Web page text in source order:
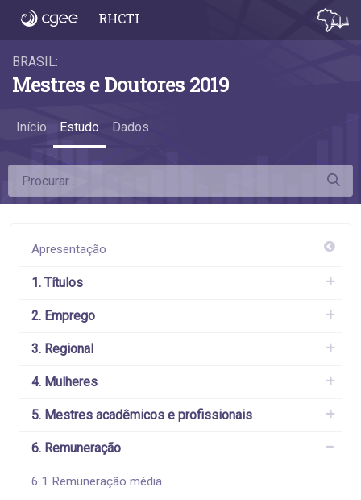
6.8 Remuneração por sexo - 6.8
RHCTI
BRASIL:
Mestres e Doutores 2019
Início Estudo Dados
Apresentação
1. Títulos
2. Emprego
3. Regional
4. Mulheres
5. Mestres acadêmicos e profissionais
6. Remuneração
6.1 Remuneração média